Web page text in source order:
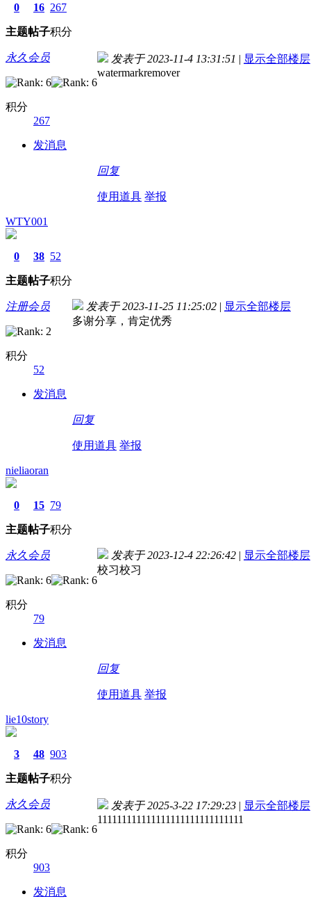
0
主题
16
帖子
267
积分
永久会员
积分
267
发消息
发表于 2023-11-4 13:31:51 | 显示全部楼层
watermarkremover
回复
使用道具 举报
WTY001
0
主题
38
帖子
52
积分
注册会员
积分
52
发消息
发表于 2023-11-25 11:25:02 | 显示全部楼层
多谢分享，肯定优秀
回复
使用道具 举报
nieliaoran
0
主题
15
帖子
79
积分
永久会员
积分
79
发消息
发表于 2023-12-4 22:26:42 | 显示全部楼层
校习校习
回复
使用道具 举报
lie10story
3
主题
48
帖子
903
积分
永久会员
积分
903
发消息
发表于 2025-3-22 17:29:23 | 显示全部楼层
111111111111111111111111111111